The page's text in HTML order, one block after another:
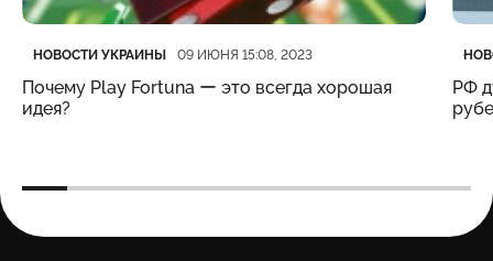
Категория
НОВОСТИ УКРАИНЫ
Дата публикации 09 ИЮНЯ 15:08, 2023
Почему Play Fortuna ー это всегда хорошая
идея?
РФ